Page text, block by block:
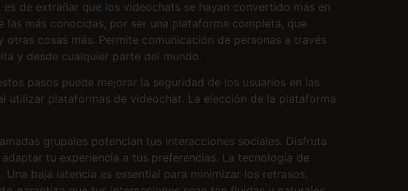
de extrañar que los videochats se hayan convertido más en
las más conocidas, por ser una plataforma completa, que
cosas más. Permite comunicación de personas a través
y desde cualquier parte del mundo.
pasos puede mejorar la seguridad de los usuarios en las
plataformas de videochat. La elección de la plataforma
grupales potencian tus interacciones sociales. Disfruta
tu experiencia a tus preferencias. La tecnología de
baja latencia es essential para minimizar los retrasos,